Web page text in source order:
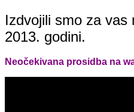
Izdvojili smo za vas
2013. godini.
Neočekivana prosidba na